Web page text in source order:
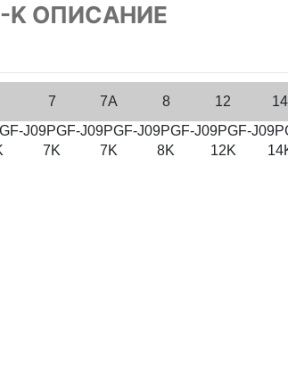
K ОПИСАНИЕ
7 7A 8 12 14
J09PGF-
7K
J09PGF-
7K
J09PGF-
8K
J09PGF-
12K